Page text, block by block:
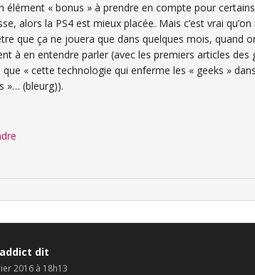
élément « bonus » à prendre en compte pour
alors la PS4 est mieux placée. Mais c’est vrai qu’on
que ça ne jouera que dans quelques mois, quand
à en entendre parler (avec les premiers articles des
que « cette technologie qui enferme les « geeks »
»… (bleurg)).
dit
2016 à 18h13